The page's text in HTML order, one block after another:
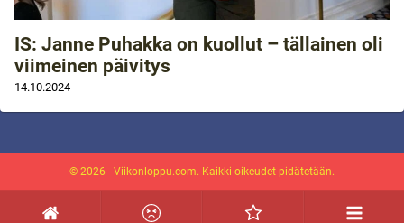
IS: Janne Puhakka on kuollut – tällainen oli
viimeinen päivitys
14.10.2024
© 2026 - Viikonloppu.com. Kaikki oikeudet pidätetään.